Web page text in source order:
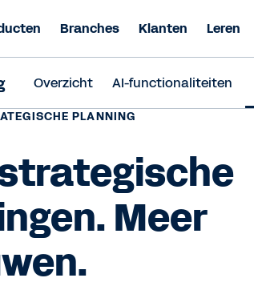
Branches Klanten Leren
Overzicht AI-functionaliteiten
PLANNING
Meer